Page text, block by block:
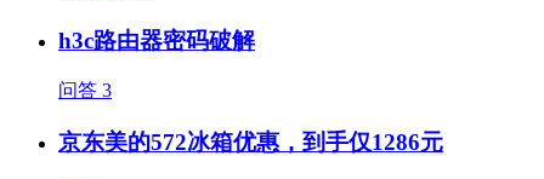
h3c路由器密码破解
问答 3
京东美的572冰箱优惠，到手仅1286元